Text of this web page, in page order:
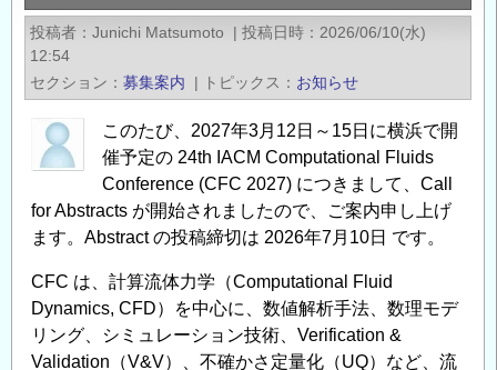
投稿者 Junichi Matsumoto | 投稿日時
2026/06/10(水)
12:54
セクション
募集案内 | トピックス お知らせ
このたび、2027年3月12日～15日に横浜で開
催予定の 24th IACM Computational Fluids
Conference (CFC 2027) につきまして、Call
for Abstracts が開始されましたので、ご案内申し上げ
ます。Abstract の投稿締切は 2026年7月10日 です。
CFC は、計算流体力学（Computational Fluid
Dynamics, CFD）を中心に、数値解析手法、数理モデ
リング、シミュレーション技術、Verification &
Validation（V&V）、不確かさ定量化（UQ）など、流